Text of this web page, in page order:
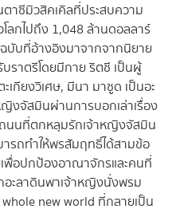
าซีมิวสิคเคิลที่ประสบความ
ลกไปถึง 1,048 ล้านดอลลาร์
บับที่อ้างอิงมาจากจากนิยาย
ราตรีโดยมีกาย ริตชี เป็นผู้
กียงวิเศษ, มีนา มาซูด เป็นอะ
งจัสมินผ่านการบอกเล่าเรื่อง
นนที่ตกหลุมรักเจ้าหญิงจัสมิน
รถทำให้พรสัมฤทธิ์ได้สามข้อ
พื่อปกป้องอาณาจักรและคนที่
อะลาดินพาเจ้าหญิงนั่งพรม
new world ที่กลายเป็น